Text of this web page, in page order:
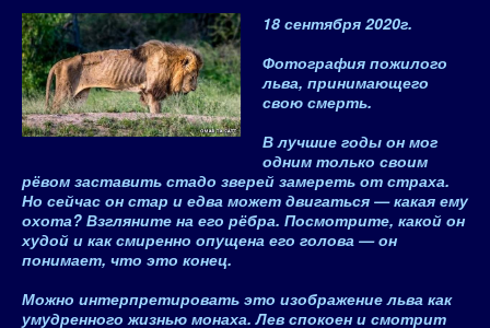
18 сентября 2020г.
Фотография пожилого
льва, принимающего
свою смерть.
В лучшие годы он мог
одним только своим
рёвом заставить стадо зверей замереть от страха.
Но сейчас он стар и едва может двигаться — какая ему
охота? Взгляните на его рёбра. Посмотрите, какой он
худой и как смиренно опущена его голова — он
понимает, что это конец.
Можно интерпретировать это изображение льва как
умудренного жизнью монаха. Лев спокоен и смотрит